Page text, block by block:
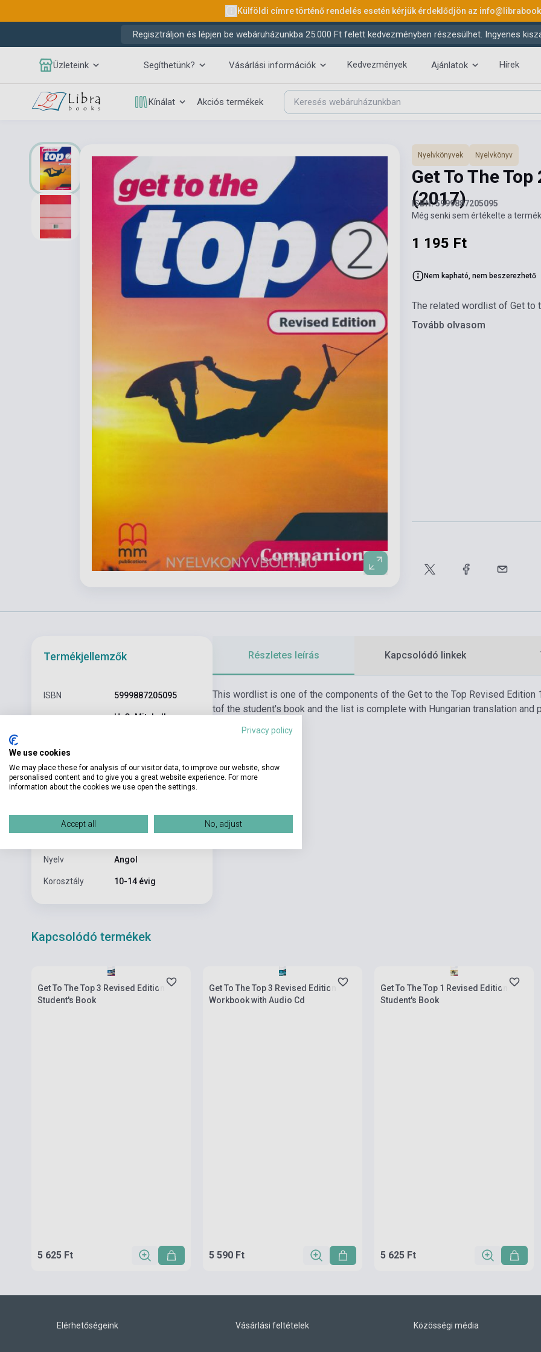
Külföldi címre történő rendelés esetén kérjük érdeklődjön az
Regisztráljon és lépjen be webáruházunkba 25.000 Ft felett kedvezményben részesülhet. Ingyenes
Üzleteink Segíthetünk? Vásárlási információk Kedvezmények Ajánlatok Hírek
Kínálat Akciós termékek
Nyelvkönyvek Nyelvkönyv
Get To The
(2017)
ISBN: 5999887205095
Még senki sem értékelte a
1 195 Ft
Nem kapható, nem beszerezhető
The related wordlist of Get to
Tovább olvasom
Termékjellemzők
ISBN 5999887205095
H. Q. Mitchell,
Oldalszám
Kötés Puhakötés
MM PUBLICATIONS
Kiadási év 2017
Nyelv Angol
Korosztály 10-14 évig
Részletes leírás Kapcsolódó linkek
This wordlist is one of the components of the Get to the Top Revised Edition
tof the student's book and the list is complete with Hungarian translation and
Kapcsolódó termékek
Get To The Top 3 Revised Edition
Student's Book
5 625 Ft
Get To The Top 3 Revised Edition
Workbook with Audio Cd
5 590 Ft
Get To The Top 1 Revised Edition
Student's Book
5 625 Ft
Elérhetőségeink Vásárlási feltételek
Közösségi média
Privacy policy
We use cookies
We may place these for analysis of our visitor data, to improve our website, show
personalised content and to give you a great website experience. For more
information about the cookies we use open the settings.
Accept all No, adjust